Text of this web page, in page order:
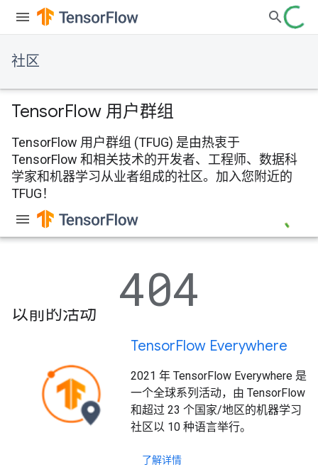
社区
TensorFlow 用户群组
TensorFlow 用户群组 (TFUG) 是由热衷于
TensorFlow 和相关技术的开发者、工程师、数据科
学家和机器学习从业者组成的社区。加入您附近的
TFUG！
以前的活动
TensorFlow Everywhere
2021 年 TensorFlow Everywhere 是
一个全球系列活动，由 TensorFlow
和超过 23 个国家/地区的机器学习
社区以 10 种语言举行。
了解详情